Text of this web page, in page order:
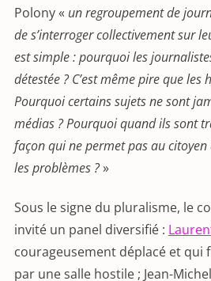
Polony « un regroupement de
de s’interroger collectivement sur
est simple : pourquoi les
détestée ? C’est même pire que
Pourquoi certains sujets ne sont
médias ? Pourquoi quand ils sont
façon qui ne permet pas au
les problèmes ?»
Sous le signe du pluralisme, le
invité un panel diversifié :
courageusement déplacé et qui
par une salle hostile ; Jean-